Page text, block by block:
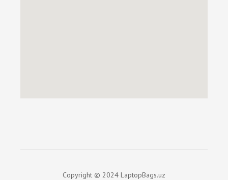
Copyright © 2024 LaptopBags.uz